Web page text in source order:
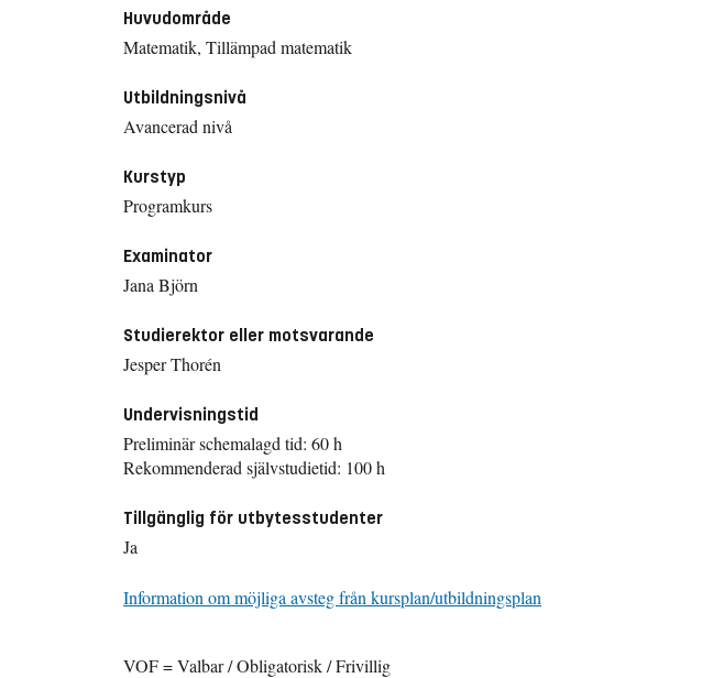
Huvudområde
Matematik, Tillämpad matematik
Utbildningsnivå
Avancerad nivå
Kurstyp
Programkurs
Examinator
Jana Björn
Studierektor eller motsvarande
Jesper Thorén
Undervisningstid
Preliminär schemalagd tid: 60 h
Rekommenderad självstudietid: 100 h
Tillgänglig för utbytesstudenter
Ja
Information om möjliga avsteg från kursplan/utbildningsplan
VOF = Valbar / Obligatorisk / Frivillig